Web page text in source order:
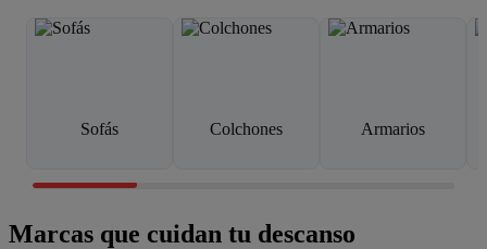
Sofás Colchones Armarios
Marcas que cuidan tu descanso